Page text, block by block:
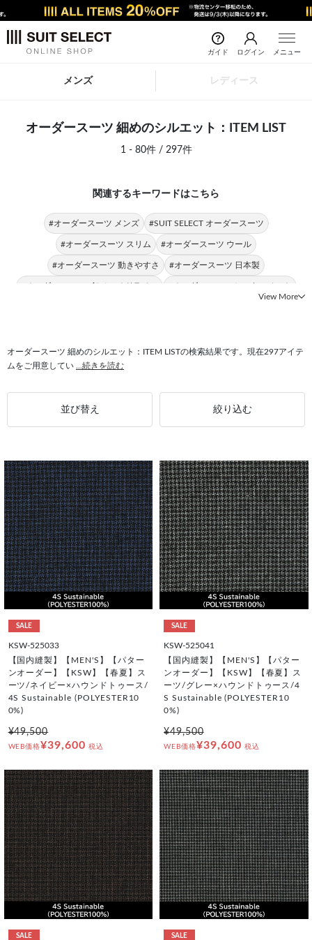
ガイド ログイン メニュー
メンズ レディース
オーダースーツ 細めのシルエット：ITEM LIST
1 - 80件 / 297件
関連するキーワードはこちら
#オーダースーツ メンズ #SUIT SELECT オーダースーツ
#オーダースーツ スリム #オーダースーツ ウール
#オーダースーツ 動きやすさ #オーダースーツ 日本製
#オーダースーツ 2釦ノッチドラペル #オーダースーツ センターベント
#スーツ 細めのシルエット #パンツスーツ 細めのシルエット
#シングルスーツ 細めのシルエット
#オーダーシャツ 細めのシルエット #ポケット 細めのシルエット
#細めのシルエット シルエット
View More
オーダースーツ 細めのシルエット：ITEM LISTの検索結果です。現在297アイテ
ムをご用意してい
...続きを読む
並び替え 絞り込む
SALE
KSW-525033
【国内縫製】【MEN'S】【パター
ンオーダー】【KSW】【春夏】ス
ーツ/ネイビー×ハウンドトゥース/
4S Sustainable (POLYESTER10
0%)
¥49,500
WEB価格¥39,600 税込
SALE
KSW-525041
【国内縫製】【MEN'S】【パター
ンオーダー】【KSW】【春夏】ス
ーツ/グレー×ハウンドトゥース/4
S Sustainable (POLYESTER10
0%)
¥49,500
WEB価格¥39,600 税込
SALE SALE